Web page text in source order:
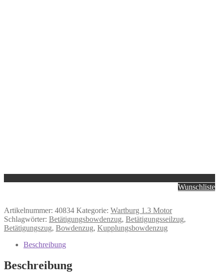
Wunschliste
Artikelnummer: 40834 Kategorie: Wartburg 1.3 Motor
Schlagwörter: Betätigungsbowdenzug, Betätigungsseilzug,
Betätigungszug, Bowdenzug, Kupplungsbowdenzug
Beschreibung
Beschreibung